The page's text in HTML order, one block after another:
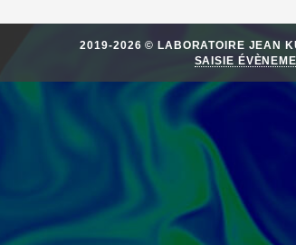
2019-2026 © LABORATOIRE JEAN
SAISIE